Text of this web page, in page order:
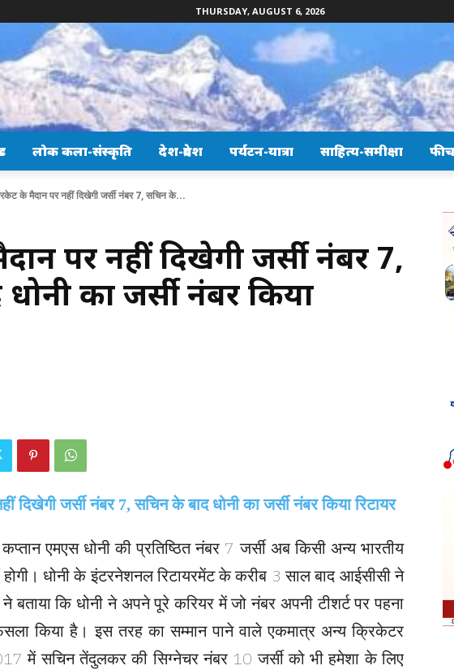
THURSDAY, AUGUST 6, 2026
लोक कला-संस्कृति देश-प्रदेश पर्यटन-यात्रा साहित्य-समीक्षा
के मैदान पर नहीं दिखेगी जर्सी नंबर 7, सचिन के...
पर नहीं दिखेगी जर्सी नंबर 7,
का जर्सी नंबर किया
एमएस धोनी की प्रतिष्ठित नंबर 7 जर्सी अब किसी अन्य भारतीय
धोनी के इंटरनेशनल रिटायरमेंट के करीब 3 साल बाद आईसीसी ने
कि धोनी ने अपने पूरे करियर में जो नंबर अपनी टीशर्ट पर पहना
किया है। इस तरह का सम्मान पाने वाले एकमात्र अन्य क्रिकेटर
में सचिन तेंदुलकर की सिग्नेचर नंबर 10 जर्सी को भी हमेशा के लिए